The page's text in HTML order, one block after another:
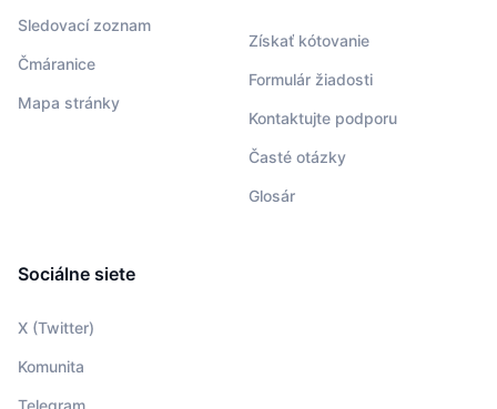
Sledovací zoznam
Čmáranice
Mapa stránky
Získať kótovanie
Formulár žiadosti
Kontaktujte podporu
Časté otázky
Glosár
Sociálne siete
X (Twitter)
Komunita